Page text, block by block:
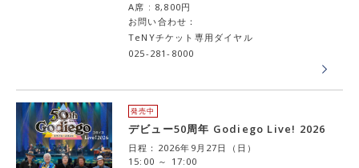
A席 : 8,800円
お問い合わせ：
TeNYチケット専用ダイヤル
025-281-8000
発売中
デビュー50周年 Godiego Live! 2026
日程：2026年9月27日（日）
15:00 ～ 17:00